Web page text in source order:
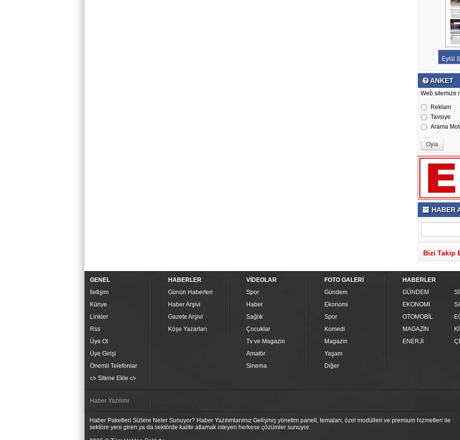
ANKET
Web sitemize
Reklam
Tavsiye
Arama
HABER
Bizi Takip
GENEL
İletişim
Künye
Linkler
Rss
Üye Ol
Üye Girişi
Önemli Telefonlar
Sitene Ekle
HABERLER
Günün Haberleri
Haber Arşivi
Gazete Arşivi
Köşe Yazarları
VİDEOLAR
Spor
Haber
Sağlık
Çocuklar
Tv ve Magazin
Amatör
Sinema
FOTO GALERİ
Gündem
Ekonomi
Spor
Komedi
Magazin
Yaşam
Diğer
HABERLER
GÜNDEM
EKONOMİ
OTOMOBİL
MAGAZİN
ENERJİ
Haber Yazılımı
Haber Paketleri Sizlere Neler Sunuyor? Haber Yazılımlarımız Gelişmiş yönetim paneli, temaları, özel modülleri ve premium hizmetleri ile
sektöre yeni giren ya da sektörde kalite atlamak isteyen herkese çözümler sunuyor.